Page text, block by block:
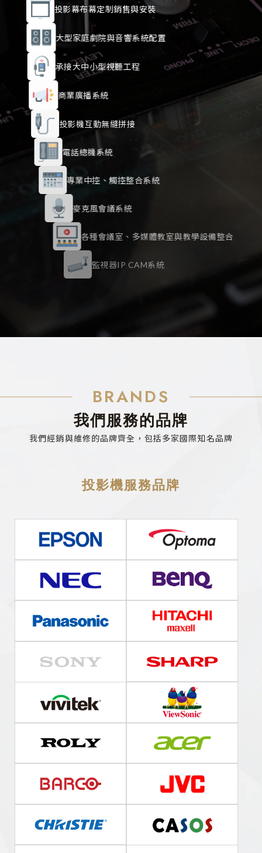
投影幕布幕定制銷售與安裝
大型家庭劇院與音響系統配置
承接大中小型視聽工程
商業廣播系統
投影機互動無縫拼接
電話總機系統
專業中控、觸控整合系統
麥克風會議系統
各種會議室、多媒體教室與教學設備整合
監視器IP CAM系統
BRANDS
我們服務的品牌
我們經銷與維修的品牌齊全，包括多家國際知名品牌
投影機服務品牌